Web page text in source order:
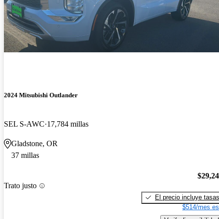
2024 Mitsubishi Outlander
SEL S-AWC 17,784 millas
Gladstone, OR
37 millas
Trato justo
El precio incluye tasas
$514/mes